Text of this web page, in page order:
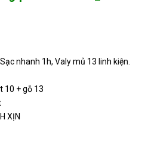
nhanh 1h, Valy mủ 13 linh kiện.
10 + gỗ 13
XỊN